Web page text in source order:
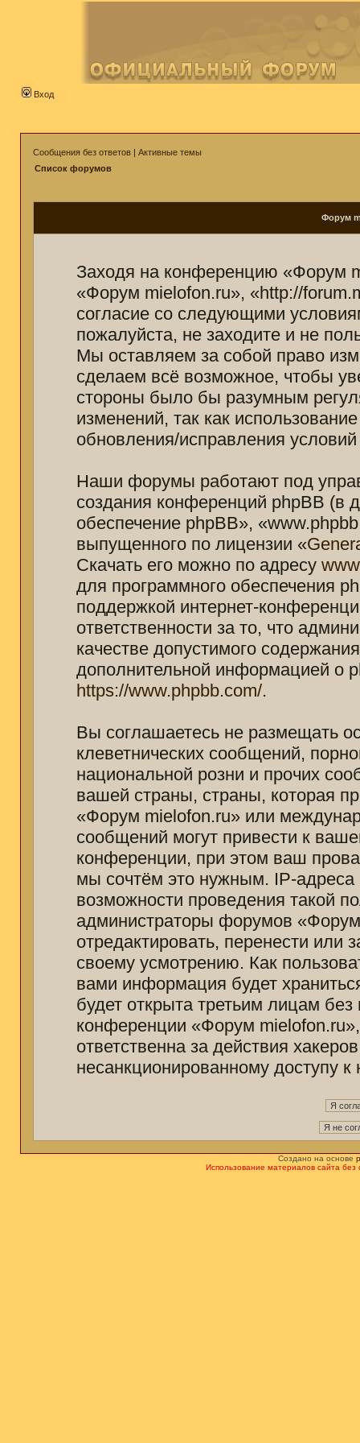
Вход
Сообщения без ответов | Активные темы
Список форумов
Форум
Заходя на конференцию «Форум
«Форум mielofon.ru», «http://
согласие со следующими
пожалуйста, не заходите и не
Мы оставляем за собой право
сделаем всё возможное, чтобы
стороны было бы разумным
изменений, так как
обновления/исправления
Наши форумы работают под
создания конференций phpBB (в
обеспечение phpBB»,
выпущенного по лицензии «
Скачать его можно по адресу
для программного обеспечения
поддержкой интернет-
ответственности за то, что
качестве допустимого
дополнительной информацией о
https://www.phpbb.com/.
Вы соглашаетесь не размещать
клеветнических сообщений,
национальной розни и прочих
вашей страны, страны, которая
«Форум mielofon.ru» или
сообщений могут привести к
конференции, при этом ваш
мы сочтём это нужным. IP-
возможности проведения такой
администраторы форумов
отредактировать, перенести
своему усмотрению. Как
вами информация будет
будет открыта третьим лицам
конференции «Форум
ответственна за действия
несанкционированному доступу к
Создано на основе
Использование материалов сайта